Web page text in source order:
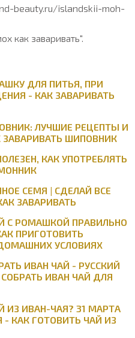
beauty.ru/islandskii-moh-
как заваривать".
ДЛЯ ПИТЬЯ, ПРИ
- КАК ЗАВАРИВАТЬ
ЛУЧШИЕ РЕЦЕПТЫ И
ШИПОВНИК
КАК УПОТРЕБЛЯТЬ
СЕМЯ | СДЕЛАЙ ВСЕ
ЗАВАРИВАТЬ
С РОМАШКОЙ ПРАВИЛЬНО
ПРИГОТОВИТЬ
УСЛОВИЯХ
ИВАН ЧАЙ - РУССКИЙ
ИВАН ЧАЙ ДЛЯ
ИЗ ИВАН-ЧАЯ? 31 МАРТА
- КАК ГОТОВИТЬ ЧАЙ ИЗ